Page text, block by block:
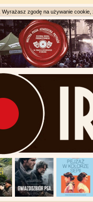
zgodę na używanie